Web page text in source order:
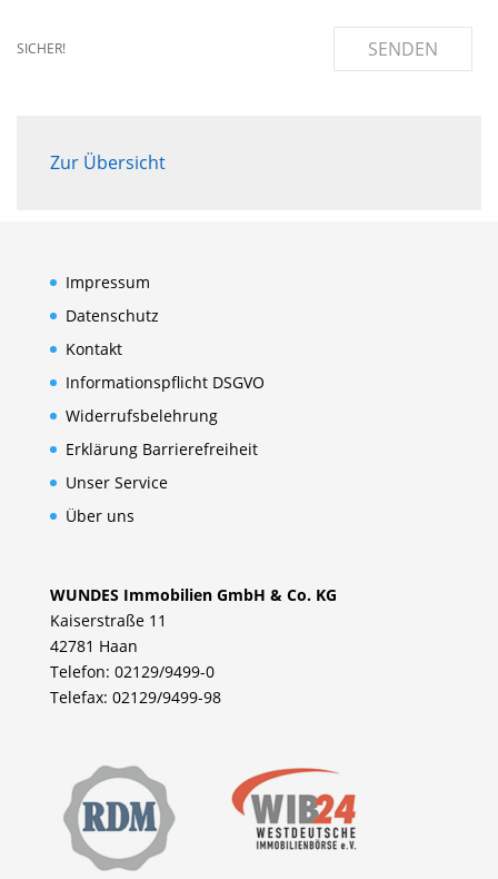
SICHER! SENDEN
Zur Übersicht
Impressum
Datenschutz
Kontakt
Informationspflicht DSGVO
Widerrufsbelehrung
Erklärung Barrierefreiheit
Unser Service
Über uns
WUNDES Immobilien GmbH & Co. KG
Kaiserstraße 11
42781 Haan
Telefon: 02129/9499-0
Telefax: 02129/9499-98